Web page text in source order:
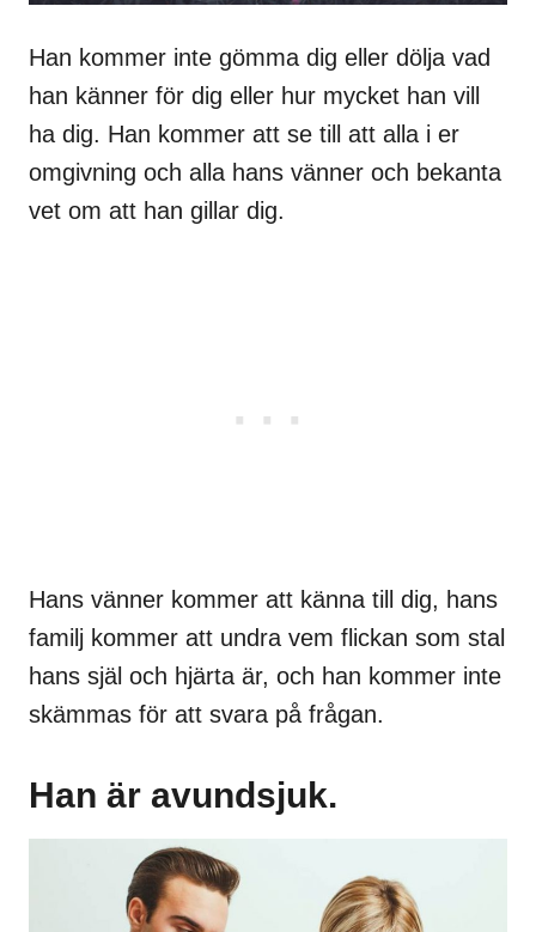
Han kommer inte gömma dig eller dölja vad
han känner för dig eller hur mycket han vill
ha dig. Han kommer att se till att alla i er
omgivning och alla hans vänner och bekanta
vet om att han gillar dig.
Hans vänner kommer att känna till dig, hans
familj kommer att undra vem flickan som stal
hans själ och hjärta är, och han kommer inte
skämmas för att svara på frågan.
Han är avundsjuk.